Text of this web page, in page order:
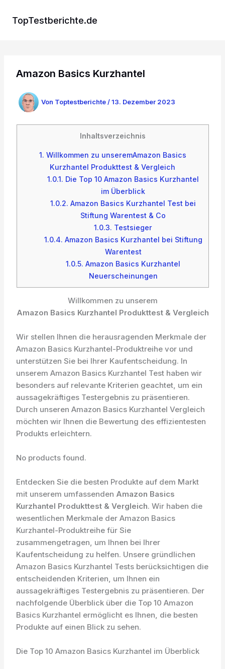
InhaltTopTestberichte.de
Amazon Basics Kurzhantel
Von Toptestberichte /13. Dezember 2023
Inhaltsverzeichnis
1. Willkommen zu unseremAmazon Basics
Kurzhantel Produkttest & Vergleich
1.0.1. Die Top 10 Amazon Basics Kurzhantel
im Überblick
1.0.2. Amazon Basics Kurzhantel Test bei
Stiftung Warentest & Co
1.0.3. Testsieger
1.0.4. Amazon Basics Kurzhantel bei Stiftung
Warentest
1.0.5. Amazon Basics Kurzhantel
Neuerscheinungen
Willkommen zu unserem
Amazon Basics Kurzhantel Produkttest & Vergleich
Wir stellen Ihnen die herausragenden Merkmale der
Amazon Basics Kurzhantel-Produktreihe vor und
unterstützen Sie bei Ihrer Kaufentscheidung. In
unserem Amazon Basics Kurzhantel Test haben wir
besonders auf relevante Kriterien geachtet, um ein
aussagekräftiges Testergebnis zu präsentieren.
Durch unseren Amazon Basics Kurzhantel Vergleich
möchten wir Ihnen die Bewertung des effizientesten
Produkts erleichtern.
No products found.
Entdecken Sie die besten Produkte auf dem Markt
mit unserem umfassenden Amazon Basics
Kurzhantel Produkttest & Vergleich. Wir haben die
wesentlichen Merkmale der Amazon Basics
Kurzhantel-Produktreihe für Sie
zusammengetragen, um Ihnen bei Ihrer
Kaufentscheidung zu helfen. Unsere gründlichen
Amazon Basics Kurzhantel Tests berücksichtigen die
entscheidenden Kriterien, um Ihnen ein
aussagekräftiges Testergebnis zu präsentieren. Der
nachfolgende Überblick über die Top 10 Amazon
Basics Kurzhantel ermöglicht es Ihnen, die besten
Produkte auf einen Blick zu sehen.
Die Top 10 Amazon Basics Kurzhantel im Überblick